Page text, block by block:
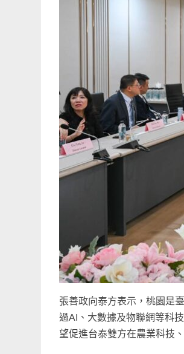
張善政向泰方表示，桃園是
過AI、大數據及物聯網等科
望促進台泰雙方在農業科技